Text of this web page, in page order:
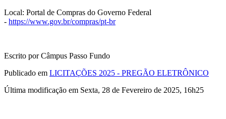
Local: Portal de Compras do Governo Federal
- https://www.gov.br/compras/pt-br
Escrito por Câmpus Passo Fundo
Publicado em LICITAÇÕES 2025 - PREGÃO ELETRÔNICO
Última modificação em Sexta, 28 de Fevereiro de 2025, 16h25